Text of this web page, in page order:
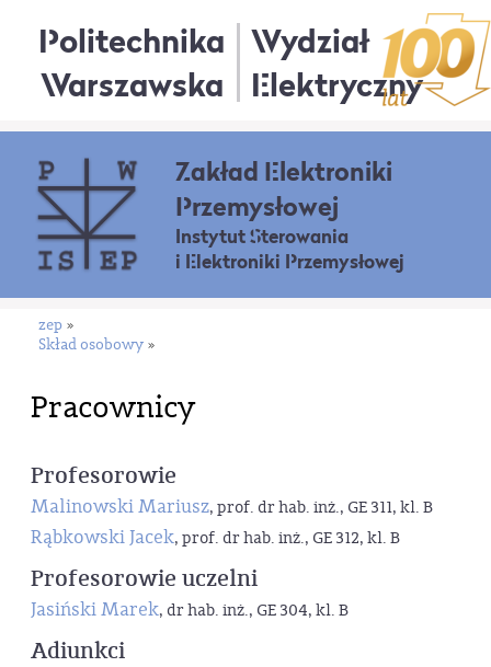
Politechnika
Warszawska
Wydział
Elektryczny
Zakład Elektroniki
Przemysłowej
Instytut Sterowania
i Elektroniki Przemysłowej
zep »
Skład osobowy »
Pracownicy
Profesorowie
Malinowski Mariusz, prof. dr hab. inż., GE 311, kl. B
Rąbkowski Jacek, prof. dr hab. inż., GE 312, kl. B
Profesorowie uczelni
Jasiński Marek, dr hab. inż., GE 304, kl. B
Adiunkci